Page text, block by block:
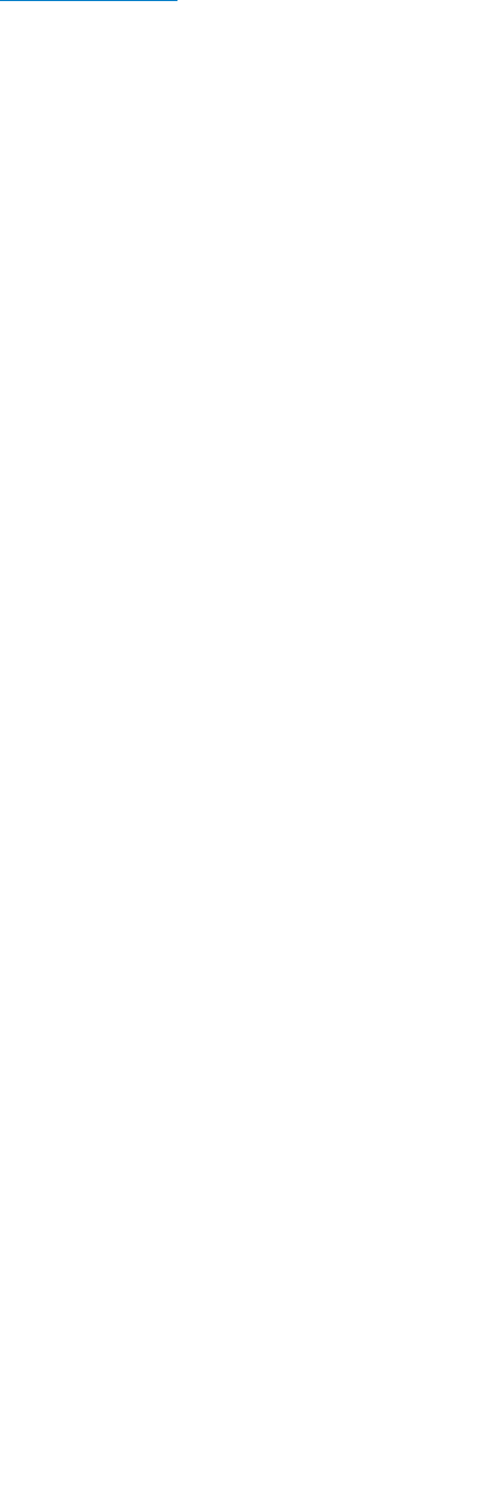
Ook al ben je
in wijken om mensen
behoefte
zijn en krijgen soms
word of het wel
dat in de supermarkt
dat steeds minder
de onderste
klassen meer
van welvaart en
bij de huisarts
op bloeddruk,
commissariaten
in de zorg, misschien
worden naar de
een patiënt die niet
medicijnen had.
vangen!! Dat
een gewoon redelijk
heel erg groot loon
werkt enigszins
risicoverzekering.
Een deuk in mijn
die (1) aantoonbaar
en waarover (2) de
hoogte van die
vermogen.
te duur
zijn van
dbc’s, kan dit leiden
innovatie wordt
als ze ervoor
Wat ik enorm mis in
als u echt
oorzaken
zelf meerdere keren
onderzoeken,
van medicatie
meten
anderen willen
en weer
er in de zorg alleen
in echt maatwerk,
zorgverleners
Want de weg
in mijn land
in Nederland en
tot
hetgeen in eigen
die in andere
veranderen.
wordt. Wat ik niet
geaccepteerd
praktijkhoudende
was wachten op een
Er wordt alleen
is van
goed zijn.
koorts bij
en slaaptabletten.
kunnen schelen.
huisarts. 80
We merken dat
of mensen die
vaak beter uit, ze
waarbij altijd alles
urgent zijn en
kijken. Ik denk dat
wanneer een
deze
nog tot en met
is lastiger voor een
de patiënt onnodig
dan 10 jaar
die een heup
is. Wat ze echter
revalideren is en de
zijn. Niet altijd
Meer